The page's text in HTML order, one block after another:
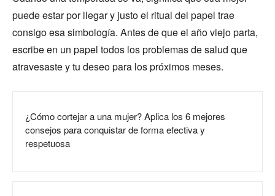
puede estar por llegar y justo el ritual del papel trae
consigo esa simbología. Antes de que el año viejo parta,
escribe en un papel todos los problemas de salud que
atravesaste y tu deseo para los próximos meses.
¿Cómo cortejar a una mujer? Aplica los 6 mejores
consejos para conquistar de forma efectiva y
respetuosa